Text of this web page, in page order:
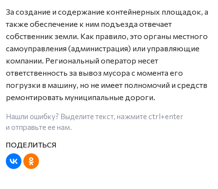
За создание и содержание контейнерных площадок, а
также обеспечение к ним подъезда отвечает
собственник земли. Как правило, это органы местного
самоуправления (администрация) или управляющие
компании. Региональный оператор несет
ответственность за вывоз мусора с момента его
погрузки в машину, но не имеет полномочий и средств
ремонтировать муниципальные дороги.
Нашли ошибку? Выделите текст, нажмите ctrl+enter
и отправьте ее нам.